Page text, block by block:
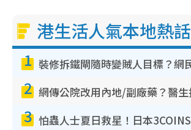
港生活人氣本地熱話
1
2
3